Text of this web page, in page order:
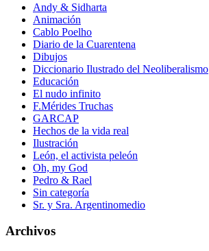
Andy & Sidharta
Animación
Cablo Poelho
Diario de la Cuarentena
Dibujos
Diccionario Ilustrado del Neoliberalismo
Educación
El nudo infinito
F.Mérides Truchas
GARCAP
Hechos de la vida real
Ilustración
León, el activista peleón
Oh, my God
Pedro & Rael
Sin categoría
Sr. y Sra. Argentinomedio
Archivos